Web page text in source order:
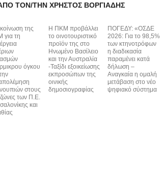
ΤΟΝ/ΤΗΝ ΧΡΉΣΤΟΣ ΒΟΡΓΙΆΔΗΣ
της
για τη
όγκου
στους
των Π.Ε.
και
H ΠΚΜ προβάλλει
το οινοτουριστικό
προϊόν της στο
Ηνωμένο Βασίλειο
και την Αυστραλία
-Ταξίδι εξοικείωσης
εκπροσώπων της
οινικής
δημοσιογραφίας
ΠΟΓΕΔΥ: «ΟΣΔΕ
2026: Για το 98,5%
των κτηνοτρόφων
η διαδικασία
παραμένει κατά
δήλωση –
Αναγκαία η ομαλή
μετάβαση στο νέο
ψηφιακό σύστημα